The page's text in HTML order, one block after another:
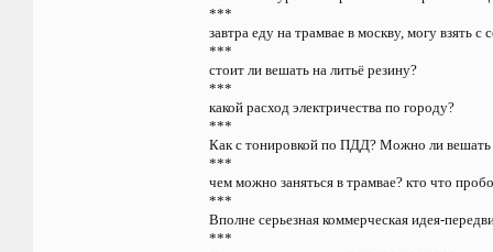
***
завтра еду на трамвае в москву, могу взять
***
стоит ли вешать на литьё резину?
***
какой расход электричества по городу?
***
Как с тонировкой по ПДД? Можно ли
***
чем можно заняться в трамвае? кто что
***
Вполне серьезная коммерческая идея-
***